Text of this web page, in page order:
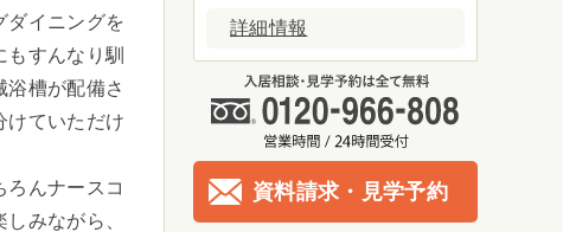
ダイニングを
すんなり馴
槽が配備さ
けていただけ
んナースコ
みながら、
詳細情報
資料請求・見学予約